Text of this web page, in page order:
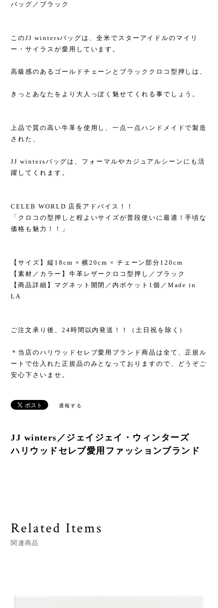
バッグ／ブラック
このJJ wintersバッグは、全米でスターアイドルのマイリ
ー・サイラスが愛用しています。
高級感のあるゴールドチェーンとブラッククロコ型押しは、
きっとあなたをより大人っぽく魅せてくれる事でしょう。
上品で質の高い牛革を使用し、一点一点ハンドメイドで製造
された、
JJ wintersバッグは、フォーマルやカジュアルシーンにも活
躍してくれます。
CELEB WORLD 店長アドバイス！！
「クロコの型押しと程よいサイズが普段使いに最適！手頃な
価格も魅力！！」
【サイズ】縦18cm × 横20cm × チェーン部分120cm
【素材／カラー】牛革レザークロコ型押し／ブラック
【商品詳細】マグネット開閉／内ポケット1個／Made in
LA
ご注文承り後、24時間以内発送！！（土日祝を除く）
＊当店のハリウッドセレブ愛用ブランド商品は全て、正規ル
ートで仕入れた正規品のみとなっておりますので、どうぞご
安心下さいませ。
通報する
JJ winters／ジェイジェイ・ウィンターズ
ハリウッドセレブ愛用ファッションブランド
Related Items
関連商品